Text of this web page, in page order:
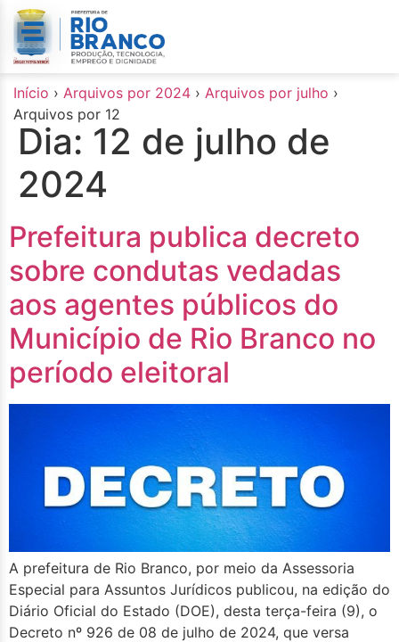
conteúdo
Início › Arquivos por 2024 › Arquivos por julho ›
Arquivos por 12
Dia: 12 de julho de
2024
Prefeitura publica decreto
sobre condutas vedadas
aos agentes públicos do
Município de Rio Branco no
período eleitoral
A prefeitura de Rio Branco, por meio da Assessoria
Especial para Assuntos Jurídicos publicou, na edição do
Diário Oficial do Estado (DOE), desta terça-feira (9), o
Decreto nº 926 de 08 de julho de 2024, que versa